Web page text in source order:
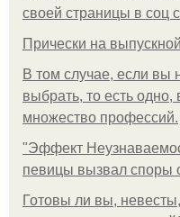
своей страницы в соц
Прически на
В том случае, если вы
выбрать, то есть одно,
множество профессий.
"Эффект
певицы вызвал споры
Готовы ли вы,